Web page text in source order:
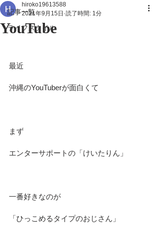
記事一覧
ライフスタイル
YouTube
hiroko19613588
2021年9月15日 読了時間: 1分
最近
沖縄のYouTuberが面白くて
まず
エンターサポートの「けいたりん」
一番好きなのが
「ひっこめるタイプのおじさん」